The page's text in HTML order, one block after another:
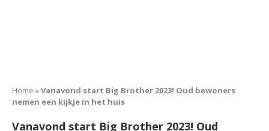
Home »Vanavond start Big Brother 2023! Oud bewoners
nemen een kijkje in het huis
Vanavond start Big Brother 2023! Oud